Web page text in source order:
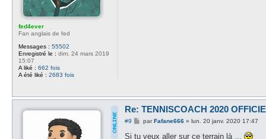
fed4ever
Fan anglais de fed
Messages : 55502
Enregistré le : dim. 24 mars 2019
15:07
A liké : 662 fois
A été liké : 2683 fois
Re: TENNISCOACH 2020
#9
M
s
parFafane666 »lun. 20 janv. 2020 17:47
Si tu veux aller sur ce terrain là ...